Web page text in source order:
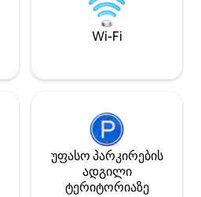
სრულიად ახალ
ჭურჭლის სარეცხ
Wi-Fi
უფასო პარკირების
ადგილი
ტერიტორიაზე